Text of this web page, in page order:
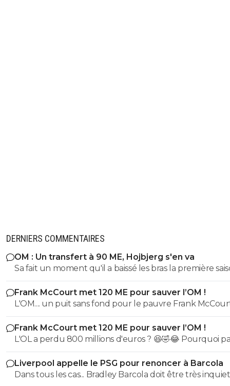
DERNIERS COMMENTAIRES
OM : Un transfert à 90 ME, Hojbjerg s'en va
Sa fait un moment qu'il a baissé les bras la première
etait top mais depuis quelques match etait en dessus.
et bon vent a lui pour le reste de sa carrière ...
Frank McCourt met 120 ME pour sauver l’OM !
L'OM.... un puit sans fond pour le pauvre Frank
Frank McCourt met 120 ME pour sauver l’OM !
L'OL a perdu 800 millions d'euros ? 😆🤣😂 Pourquoi pas un
milliard tant que tu y es ! ^^
Liverpool appelle le PSG pour renoncer à Barcola
Dans tous les cas... Bradley Barcola doit être très inquiet.